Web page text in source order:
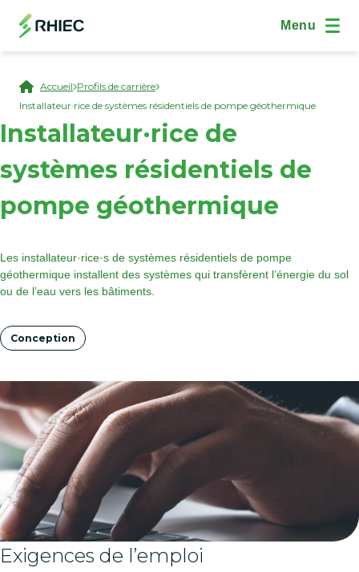
Site
Menu
Breadcrumb
Accueil Profils de carrière
Installateur·rice de systèmes résidentiels de pompe géothermique
Installateur·rice de
systèmes résidentiels de
pompe géothermique
Les installateur·rice·s de systèmes résidentiels de pompe
géothermique installent des systèmes qui transfèrent l’énergie du sol
ou de l’eau vers les bâtiments.
TagsConception
Exigences de l’emploi